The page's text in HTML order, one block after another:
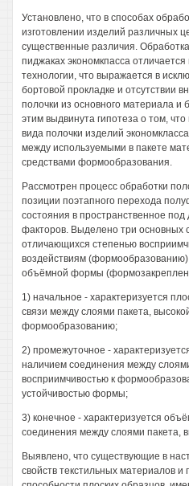
Установлено, что в способах
изготовлении изделий различных
существенные различия.
пиджаках экономкпасса
технологии, что выражается в
бортовой прокладке и отсутствии
полочки из основного материала и
этим выдвинута гипотеза о том,
вида полочки изделий
между используемыми в пакете
средствами формообразования.
Рассмотрен процесс обработки
позиции поэтапного перехода
состояния в пространственное под
факторов. Выделено три основных
отличающихся степенью
воздействиям
объёмной формы
1) начальное - характеризуется
связи между слоями пакета,
формообразованию;
2) промежуточное -
наличием соединения между
восприимчивостью к
устойчивостью формы;
3) конечное - характеризуется
соединения между слоями пакета,
Выявлено, что существующие в
свойств текстильных материалов